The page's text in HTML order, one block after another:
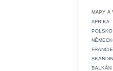
MAPY A
AFRIKA
POLSKO
FRANCIE
BALKÁN